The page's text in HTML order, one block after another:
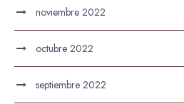
noviembre 2022
octubre 2022
septiembre 2022